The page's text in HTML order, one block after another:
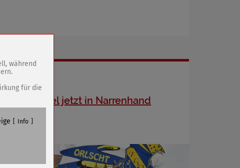
Schlüssel jetzt in Narrenhand
während
für die
Info